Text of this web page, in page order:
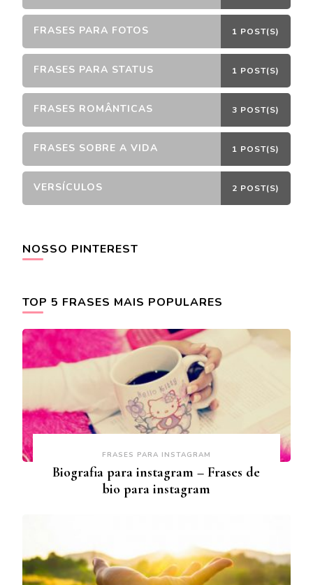
FRASES PARA FOTOS 1 POST(S)
FRASES PARA STATUS 1 POST(S)
FRASES ROMÂNTICAS 3 POST(S)
FRASES SOBRE A VIDA 1 POST(S)
VERSÍCULOS 2 POST(S)
NOSSO PINTEREST
TOP 5 FRASES MAIS POPULARES
FRASES PARA INSTAGRAM
Biografia para instagram – Frases de
bio para instagram